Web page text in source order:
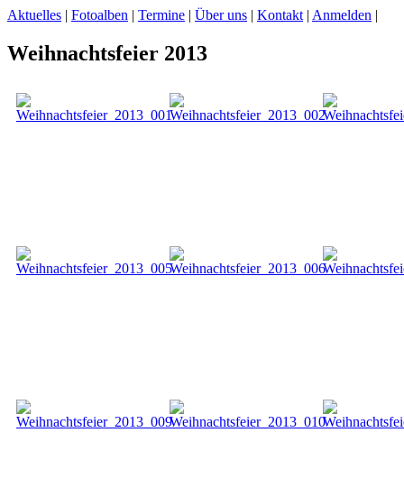
Aktuelles | Fotoalben | Termine | Über uns | Kontakt | Anmelden |
Weihnachtsfeier 2013